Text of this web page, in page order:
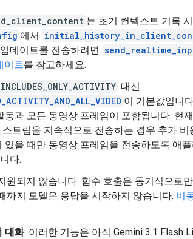
는 초기 컨텍스트 기록
에서
데이트를 전송하려면
이트를 참고하세요.
대신
이 기본값입니
동과 모든 동영상 프레임이 포함됩니다. 현
트림을 지속적으로 전송하는 경우 추가 비
있을 때만 동영상 프레임을 전송하도록 애
다.
원되지 않습니다. 함수 호출은 동기식으로
까지 모델은 응답을 시작하지 않습니다. 비
대화: 이러한 기능은 아직 Gemini 3.1 Flash